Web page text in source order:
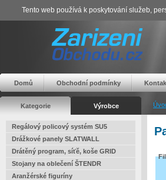
Domů Obchodní podmínky
Kategorie Výrobce
Regálový policový systém SU5
Drážkové panely SLATWALL
Drátěný program, síťě, koše GRID
Stojany na oblečení ŠTENDR
Aranžérské figuríny
Tento web používá k poskytování služeb,